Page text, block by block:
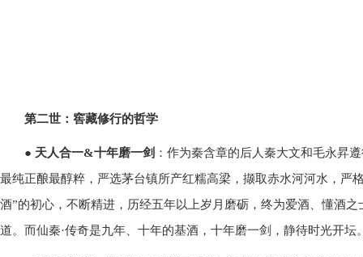
第二世：窖藏修行的哲学
● 天人合一&十年磨一剑 ：作为秦含章的后人秦大文和毛永昇
最纯正酿最醇粹，严选茅台镇所产红糯高梁，撷取赤水河河水，严
酒”的初心，不断精进，历经五年以上岁月磨砺，终为爱酒、懂酒
道。而仙秦·传奇是九年、十年的基酒，十年磨一剑，静待时光开坛